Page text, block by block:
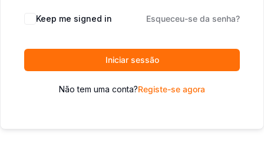
Keep me signed in Esqueceu-se da senha?
Iniciar sessão
Não tem uma conta?Registe-se agora